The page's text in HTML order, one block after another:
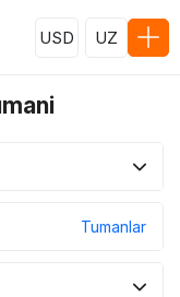
USD UZ
Tumanlar